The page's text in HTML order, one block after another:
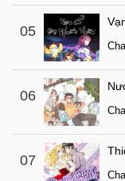
Chapter 2
Chapter 1
05
06
07